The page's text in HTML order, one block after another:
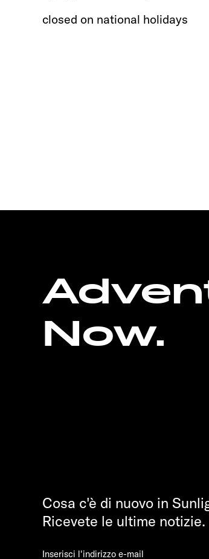
closed on national holidays
Now.
Cosa c'è di nuovo in
Ricevete le ultime notizie.
Inserisci l'indirizzo e-mail